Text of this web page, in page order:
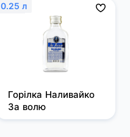
0.25 л
Горілка Наливайко
За волю